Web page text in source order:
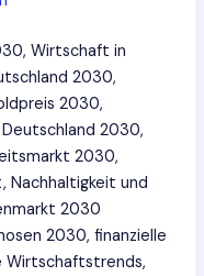
Wirtschaft in
2030,
2030,
2030,
2030,
Nachhaltigkeit und
2030
2030, finanzielle
Wirtschaftstrends,